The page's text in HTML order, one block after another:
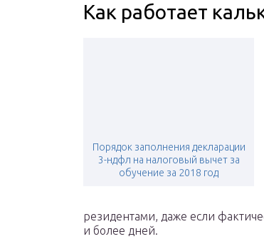
Как работает
Порядок заполнения декларации
3-ндфл на налоговый вычет за
обучение за 2018 год
резидентами, даже если
и более дней.